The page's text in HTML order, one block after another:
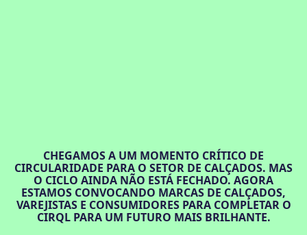
CHEGAMOS A UM MOMENTO CRÍTICO DE
CIRCULARIDADE PARA O SETOR DE CALÇADOS. MAS
O CICLO AINDA NÃO ESTÁ FECHADO. AGORA
ESTAMOS CONVOCANDO MARCAS DE CALÇADOS,
VAREJISTAS E CONSUMIDORES PARA COMPLETAR O
CIRQL PARA UM FUTURO MAIS BRILHANTE.